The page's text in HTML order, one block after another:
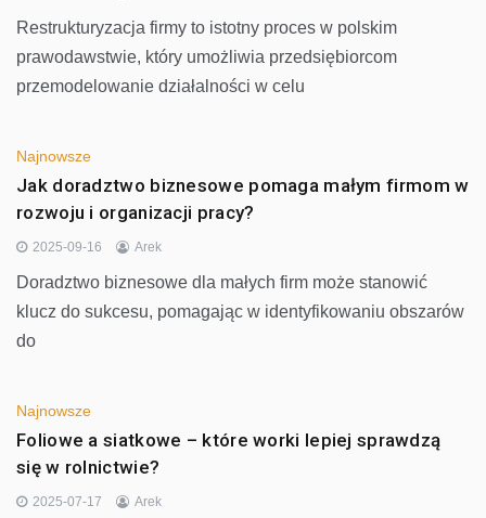
Restrukturyzacja firmy to istotny proces w polskim
prawodawstwie, który umożliwia przedsiębiorcom
przemodelowanie działalności w celu
Najnowsze
Jak doradztwo biznesowe pomaga małym firmom w
rozwoju i organizacji pracy?
2025-09-16 Arek
Doradztwo biznesowe dla małych firm może stanowić
klucz do sukcesu, pomagając w identyfikowaniu obszarów
do
Najnowsze
Foliowe a siatkowe – które worki lepiej sprawdzą
się w rolnictwie?
2025-07-17 Arek